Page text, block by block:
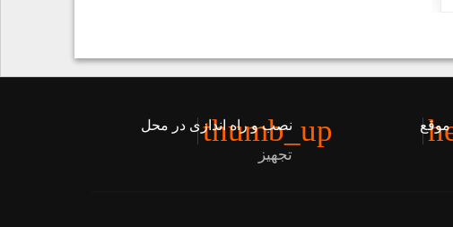
موقع thumb_up
نصب و راه اندازی در محل
تجهیز